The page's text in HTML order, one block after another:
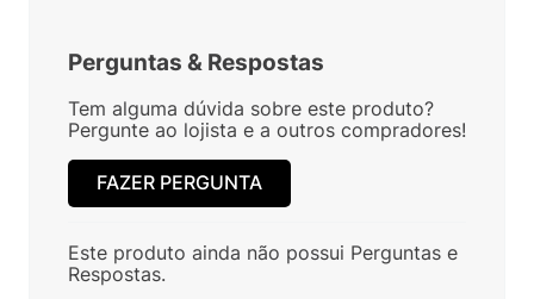
Perguntas & Respostas
Tem alguma dúvida sobre este produto?
Pergunte ao lojista e a outros compradores!
FAZER PERGUNTA
Este produto ainda não possui Perguntas e
Respostas.